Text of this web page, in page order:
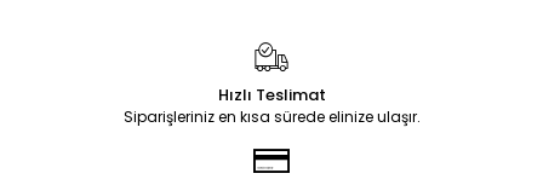
Hızlı Teslimat
Siparişleriniz en kısa sürede elinize ulaşır.